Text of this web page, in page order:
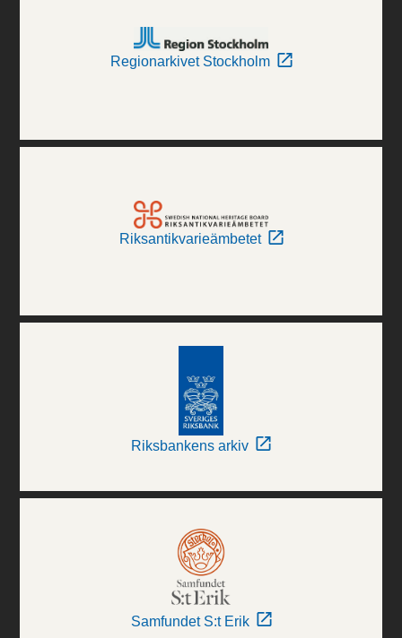
Regionarkivet Stockholm
Riksantikvarieämbetet
Riksbankens arkiv
Samfundet S:t Erik